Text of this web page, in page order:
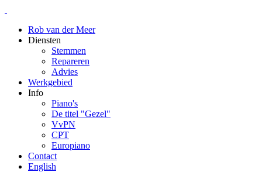
Rob van der Meer
Diensten
Stemmen
Repareren
Advies
Werkgebied
Info
Piano's
De titel "Gezel"
VvPN
CPT
Europiano
Contact
English